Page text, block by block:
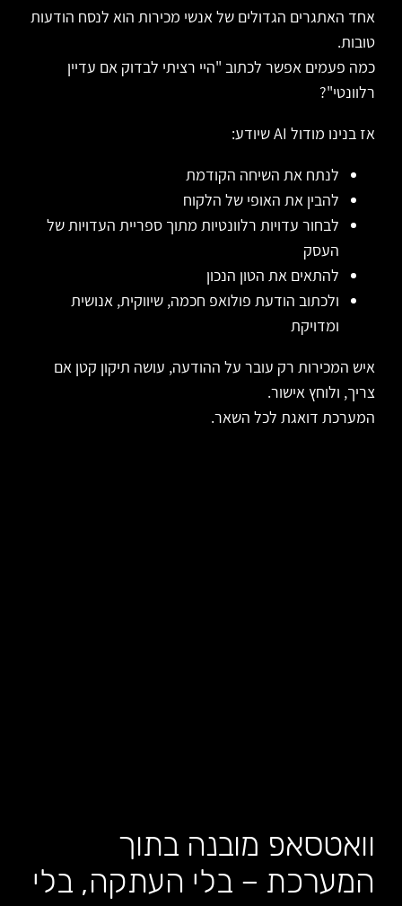
אחד האתגרים הגדולים של אנשי מכירות הוא לנסח הודעות
טובות.
כמה פעמים אפשר לכתוב "היי רציתי לבדוק אם עדיין
רלוונטי"?
אז בנינו מודול AI שיודע:
לנתח את השיחה הקודמת
להבין את האופי של הלקוח
לבחור עדויות רלוונטיות מתוך ספריית העדויות של
העסק
להתאים את הטון הנכון
ולכתוב הודעת פולואפ חכמה, שיווקית, אנושית
ומדויקת
איש המכירות רק עובר על ההודעה, עושה תיקון קטן אם
צריך, ולוחץ אישור.
המערכת דואגת לכל השאר.
וואטסאפ מובנה בתוך
המערכת – בלי העתקה, בלי